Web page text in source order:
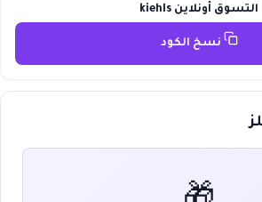
التسوق أونلاين kiehls
نسخ الكود